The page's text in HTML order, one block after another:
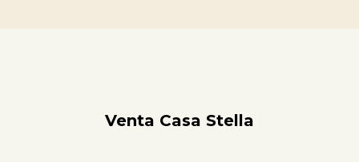
Venta Casa Stella